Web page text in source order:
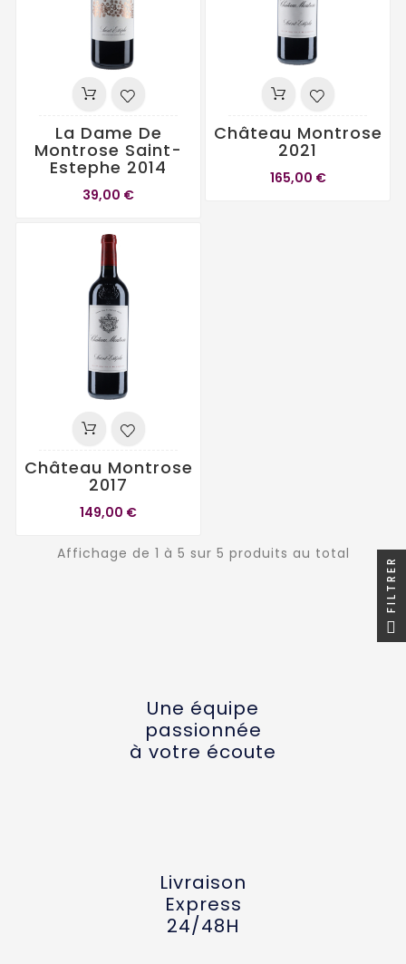
La Dame De
Montrose Saint-
Estephe 2014
39,00 €
Château Montrose
2021
165,00 €
Château Montrose
2017
149,00 €
Affichage de 1 à 5 sur 5 produits au total
Une équipe
passionnée
à votre écoute
Livraison
Express
24/48H
FILTRER